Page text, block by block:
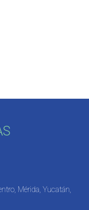
Mérida, Yucatán,